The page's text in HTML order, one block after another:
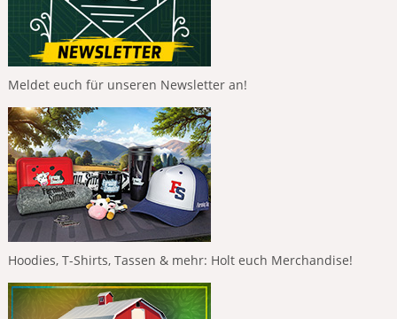
Meldet euch für unseren Newsletter an!
Hoodies, T-Shirts, Tassen & mehr: Holt euch Merchandise!